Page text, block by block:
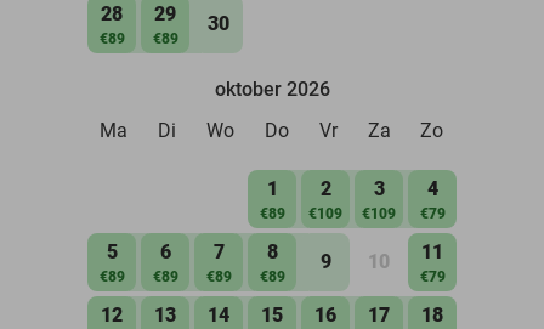
28
€89
29
€89
30
oktober 2026
Ma
Di Wo Do Vr Za Zo
1
€89
2
€109
3
€109
4
€79
5
€89
6
€89
7
€89
8
€89
9 10 11
€79
12 13 14 15 16 17 18